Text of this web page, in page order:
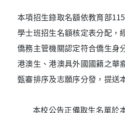
本項招生錄取名額依教育部
學士班招生名額核定表分配，
僑務主管機關認定符合僑生身
港澳生、港澳具外國國籍之華
甄審排序及志願序分發，提送
本校公告正備取生名單於